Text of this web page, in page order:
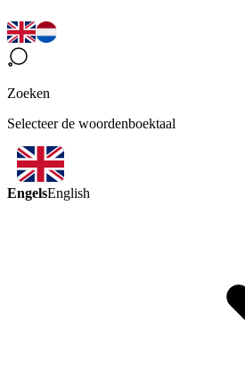
Zoeken
Selecteer de woordenboektaal
EngelsEnglish